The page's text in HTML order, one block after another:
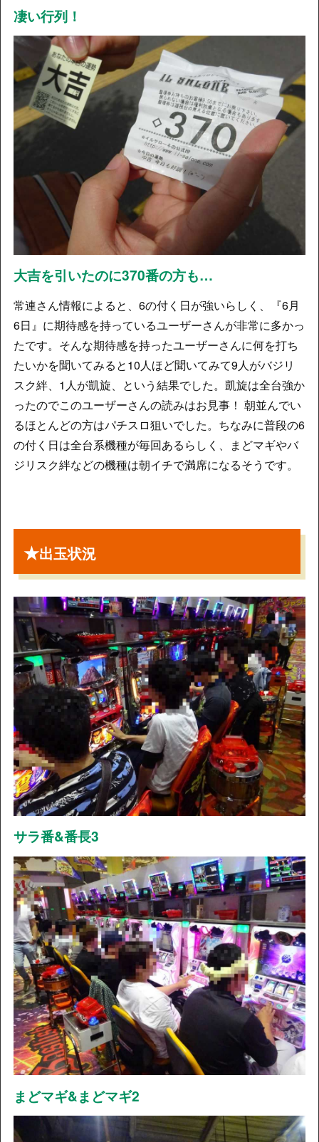
凄い行列！
大吉を引いたのに370番の方も…
常連さん情報によると、6の付く日が強いらしく、『6月
6日』に期待感を持っているユーザーさんが非常に多かっ
たです。そんな期待感を持ったユーザーさんに何を打ち
たいかを聞いてみると10人ほど聞いてみて9人がバジリ
スク絆、1人が凱旋、という結果でした。凱旋は全台強か
ったのでこのユーザーさんの読みはお見事！ 朝並んでい
るほとんどの方はパチスロ狙いでした。ちなみに普段の6
の付く日は全台系機種が毎回あるらしく、まどマギやバ
ジリスク絆などの機種は朝イチで満席になるそうです。
★出玉状況
サラ番&番長3
まどマギ&まどマギ2